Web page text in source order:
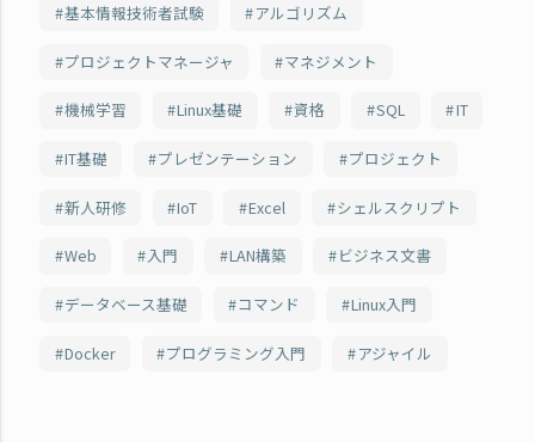
基本情報技術者試験 アルゴリズム
プロジェクトマネージャ マネジメント
機械学習 Linux基礎 資格 SQL IT
IT基礎 プレゼンテーション プロジェクト
新人研修 IoT Excel シェルスクリプト
Web 入門 LAN構築 ビジネス文書
データベース基礎 コマンド Linux入門
Docker プログラミング入門 アジャイル